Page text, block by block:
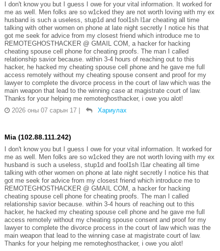
I don't know you but I guess I owe for your vital information. It worked for
me as well. Men folks are so w1cked they are not worth loving with my ex
husband is such a useless, stup1d and fool1sh l1ar cheating all time
talking with other women on phone at late night secretly I notice his that
got me seek for advice from my closest friend which introduce me to
REMOTEGHOSTHACKER @ GMAIL COM, a hacker for hacking
cheating spouse cell phone for cheating proofs. The man I called
relationship savior because. within 3-4 hours of reaching out to this
hacker, he hacked my cheating spouse cell phone and he gave me full
access remotely without my cheating spouse consent and proof for my
lawyer to complete the divorce process in the court of law which was the
main weapon that lead to the winning case at magistrate court of law.
Thanks for your helping me remoteghosthacker, i owe you alot!
2026 оны 07 сарын 17
Хариулах
Mia (102.88.111.242)
I don't know you but I guess I owe for your vital information. It worked for
me as well. Men folks are so w1cked they are not worth loving with my ex
husband is such a useless, stup1d and fool1sh l1ar cheating all time
talking with other women on phone at late night secretly I notice his that
got me seek for advice from my closest friend which introduce me to
REMOTEGHOSTHACKER @ GMAIL COM, a hacker for hacking
cheating spouse cell phone for cheating proofs. The man I called
relationship savior because. within 3-4 hours of reaching out to this
hacker, he hacked my cheating spouse cell phone and he gave me full
access remotely without my cheating spouse consent and proof for my
lawyer to complete the divorce process in the court of law which was the
main weapon that lead to the winning case at magistrate court of law.
Thanks for your helping me remoteghosthacker, i owe you alot!